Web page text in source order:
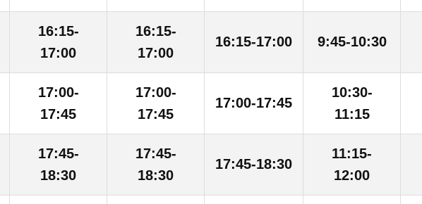
16:15-
17:00
16:15-
17:00
16:15-17:00 9:45-10:30
17:00-
17:45
17:00-
17:45
17:00-17:45
10:30-
11:15
17:45-
18:30
17:45-
18:30
17:45-18:30
11:15-
12:00